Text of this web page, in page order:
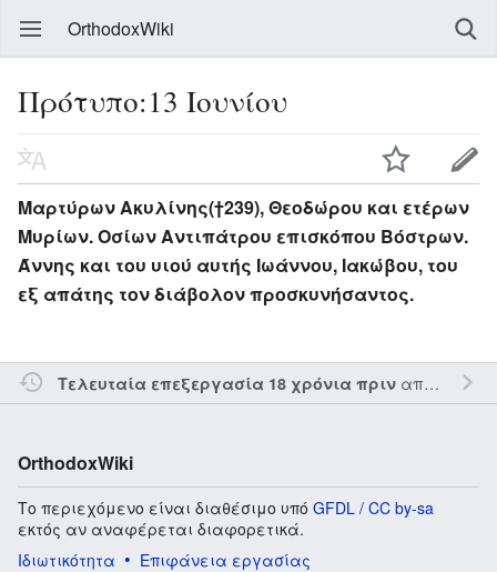
OrthodoxWiki
Πρότυπο:13 Ιουνίου
Μαρτύρων Ακυλίνης(†239), Θεοδώρου και ετέρων
Μυρίων. Οσίων Αντιπάτρου επισκόπου Βόστρων.
Άννης και του υιού αυτής Ιωάννου, Ιακώβου, του
εξ απάτης τον διάβολον προσκυνήσαντος.
Τελευταία επεξεργασία 18 χρόνια πριναπό τον την
OrthodoxWiki
Το περιεχόμενο είναι διαθέσιμο υπό GFDL / CC by-sa
εκτός αν αναφέρεται διαφορετικά.
Ιδιωτικότητα
Επιφάνεια εργασίας